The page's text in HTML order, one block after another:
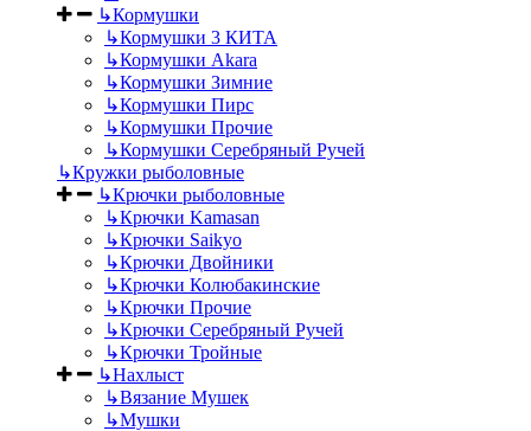
↳Кормушки
↳Кормушки 3 КИТА
↳Кормушки Akara
↳Кормушки Зимние
↳Кормушки Пирс
↳Кормушки Прочие
↳Кормушки Серебряный Ручей
↳Кружки рыболовные
↳Крючки рыболовные
↳Крючки Kamasan
↳Крючки Saikyo
↳Крючки Двойники
↳Крючки Колюбакинские
↳Крючки Прочие
↳Крючки Серебряный Ручей
↳Крючки Тройные
↳Нахлыст
↳Вязание Мушек
↳Мушки